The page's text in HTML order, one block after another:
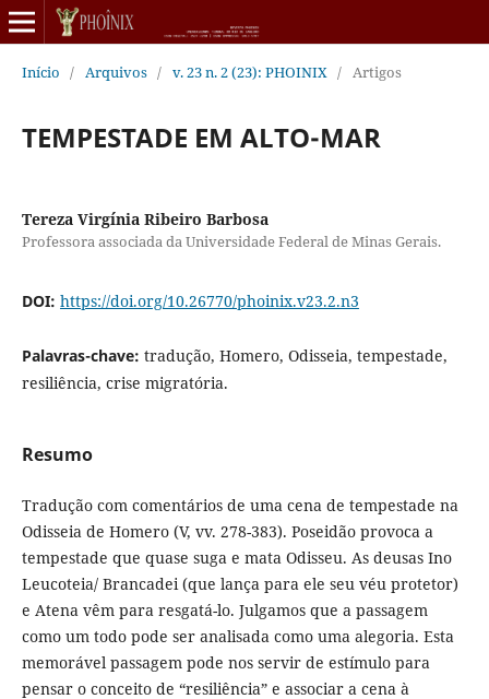
Início / Arquivos / v. 23 n. 2 (23): PHOINIX / Artigos
TEMPESTADE EM ALTO-MAR
Tereza Virgínia Ribeiro Barbosa
Professora associada da Universidade Federal de Minas Gerais.
DOI: https://doi.org/10.26770/phoinix.v23.2.n3
Palavras-chave: tradução, Homero, Odisseia, tempestade,
resiliência, crise migratória.
Resumo
Tradução com comentários de uma cena de tempestade na
Odisseia de Homero (V, vv. 278-383). Poseidão provoca a
tempestade que quase suga e mata Odisseu. As deusas Ino
Leucoteia/ Brancadei (que lança para ele seu véu protetor)
e Atena vêm para resgatá-lo. Julgamos que a passagem
como um todo pode ser analisada como uma alegoria. Esta
memorável passagem pode nos servir de estímulo para
pensar o conceito de “resiliência” e associar a cena à